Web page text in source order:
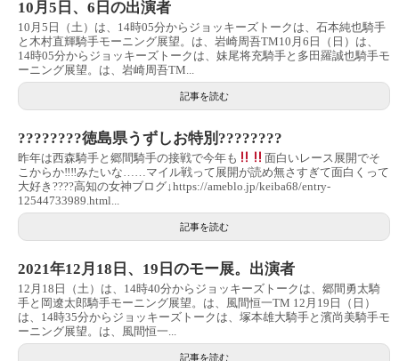
10月5日、6日の出演者
10月5日（土）は、14時05分からジョッキーズトークは、石本純也騎手
と木村直輝騎手モーニング展望。は、岩崎周吾TM10月6日（日）は、
14時05分からジョッキーズトークは、妹尾将充騎手と多田羅誠也騎手モ
ーニング展望。は、岩崎周吾TM...
記事を読む
????????徳島県うずしお特別????????
昨年は西森騎手と郷間騎手の接戦で今年も
面白いレース展開でそ
こからか‼︎‼︎みたいな……マイル戦って展開が読め無さすぎて面白くって
大好き????高知の女神ブログ↓https://ameblo.jp/keiba68/entry-
12544733989.html...
記事を読む
2021年12月18日、19日のモー展。出演者
12月18日（土）は、14時40分からジョッキーズトークは、郷間勇太騎
手と岡遼太郎騎手モーニング展望。は、風間恒一TM 12月19日（日）
は、14時35分からジョッキーズトークは、塚本雄大騎手と濱尚美騎手モ
ーニング展望。は、風間恒一...
記事を読む